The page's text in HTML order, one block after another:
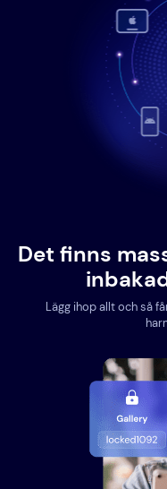
Det finns
Lägg ihop allt och så